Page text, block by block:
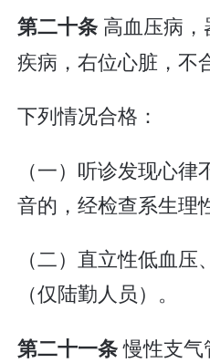
第二十条 高血压病
疾病，右位心脏，不
下列情况合格：
（一）听诊发现心
音的，经检查系生理
（二）直立性低血
（仅陆勤人员）。
第二十一条慢性支气